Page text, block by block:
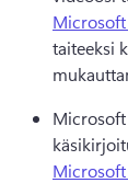
Microsoft
taiteeksi